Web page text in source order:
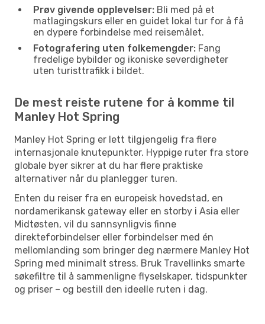
Prøv givende opplevelser: Bli med på et
matlagingskurs eller en guidet lokal tur for å få
en dypere forbindelse med reisemålet.
Fotografering uten folkemengder: Fang
fredelige bybilder og ikoniske severdigheter
uten turisttrafikk i bildet.
De mest reiste rutene for å komme til
Manley Hot Spring
Manley Hot Spring er lett tilgjengelig fra flere
internasjonale knutepunkter. Hyppige ruter fra store
globale byer sikrer at du har flere praktiske
alternativer når du planlegger turen.
Enten du reiser fra en europeisk hovedstad, en
nordamerikansk gateway eller en storby i Asia eller
Midtøsten, vil du sannsynligvis finne
direkteforbindelser eller forbindelser med én
mellomlanding som bringer deg nærmere Manley Hot
Spring med minimalt stress. Bruk Travellinks smarte
søkefiltre til å sammenligne flyselskaper, tidspunkter
og priser – og bestill den ideelle ruten i dag.